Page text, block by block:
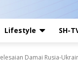
Lifestyle SH-
Damai Rusia-